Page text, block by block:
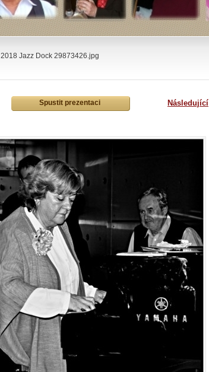
2018 Jazz Dock 29873426.jpg
Spustit prezentaci Následující